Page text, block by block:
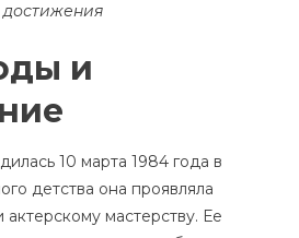
и
10 марта 1984 года в
детства она проявляла
актерскому мастерству. Ее